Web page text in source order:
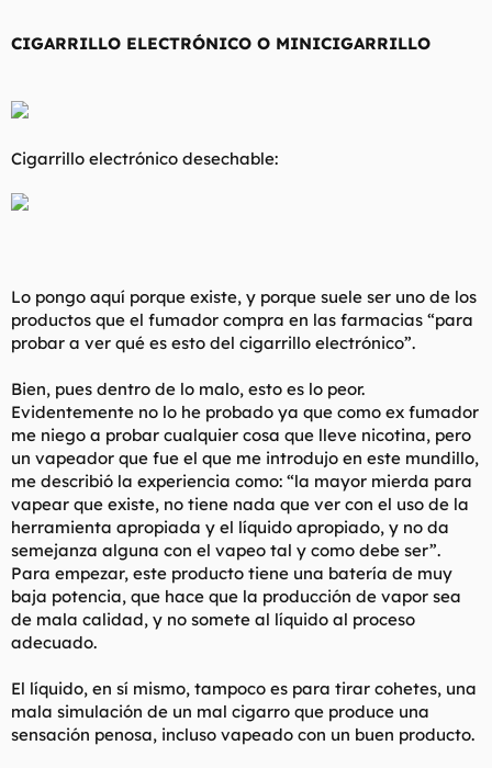
CIGARRILLO ELECTRÓNICO O MINICIGARRILLO
Cigarrillo electrónico desechable:
Lo pongo aquí porque existe, y porque suele ser uno de los
productos que el fumador compra en las farmacias “para
probar a ver qué es esto del cigarrillo electrónico”.
Bien, pues dentro de lo malo, esto es lo peor.
Evidentemente no lo he probado ya que como ex fumador
me niego a probar cualquier cosa que lleve nicotina, pero
un vapeador que fue el que me introdujo en este mundillo,
me describió la experiencia como: “la mayor mierda para
vapear que existe, no tiene nada que ver con el uso de la
herramienta apropiada y el líquido apropiado, y no da
semejanza alguna con el vapeo tal y como debe ser”.
Para empezar, este producto tiene una batería de muy
baja potencia, que hace que la producción de vapor sea
de mala calidad, y no somete al líquido al proceso
adecuado.
El líquido, en sí mismo, tampoco es para tirar cohetes, una
mala simulación de un mal cigarro que produce una
sensación penosa, incluso vapeado con un buen producto.